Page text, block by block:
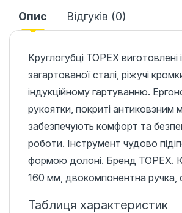
Опис Відгуків (0)
Круглогубці TOPEX виготовлені
загартованої сталі, ріжучі
індукційному гартуванню.
рукоятки, покриті антиковзним
забезпечують комфорт та
роботи. Інструмент чудово
формою долоні. Бренд TOPEX.
160 мм, двокомпонентна ручка,
Таблиця характеристик